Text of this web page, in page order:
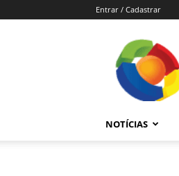
Entrar / Cadastrar
NOTÍCIAS